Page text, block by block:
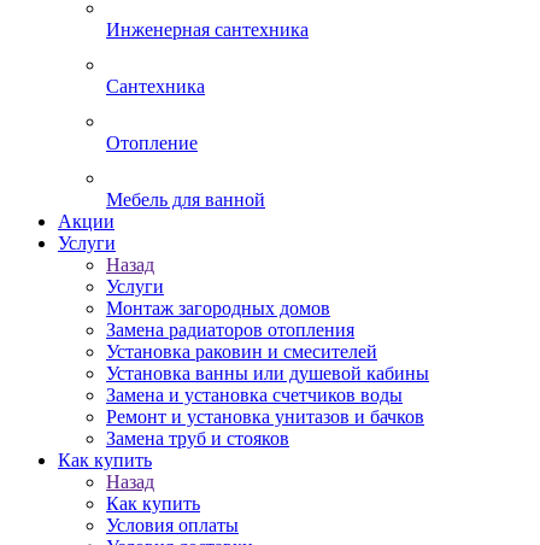
Инженерная сантехника
Сантехника
Отопление
Мебель для ванной
Акции
Услуги
Назад
Услуги
Монтаж загородных домов
Замена радиаторов отопления
Установка раковин и смесителей
Установка ванны или душевой кабины
Замена и установка счетчиков воды
Ремонт и установка унитазов и бачков
Замена труб и стояков
Как купить
Назад
Как купить
Условия оплаты